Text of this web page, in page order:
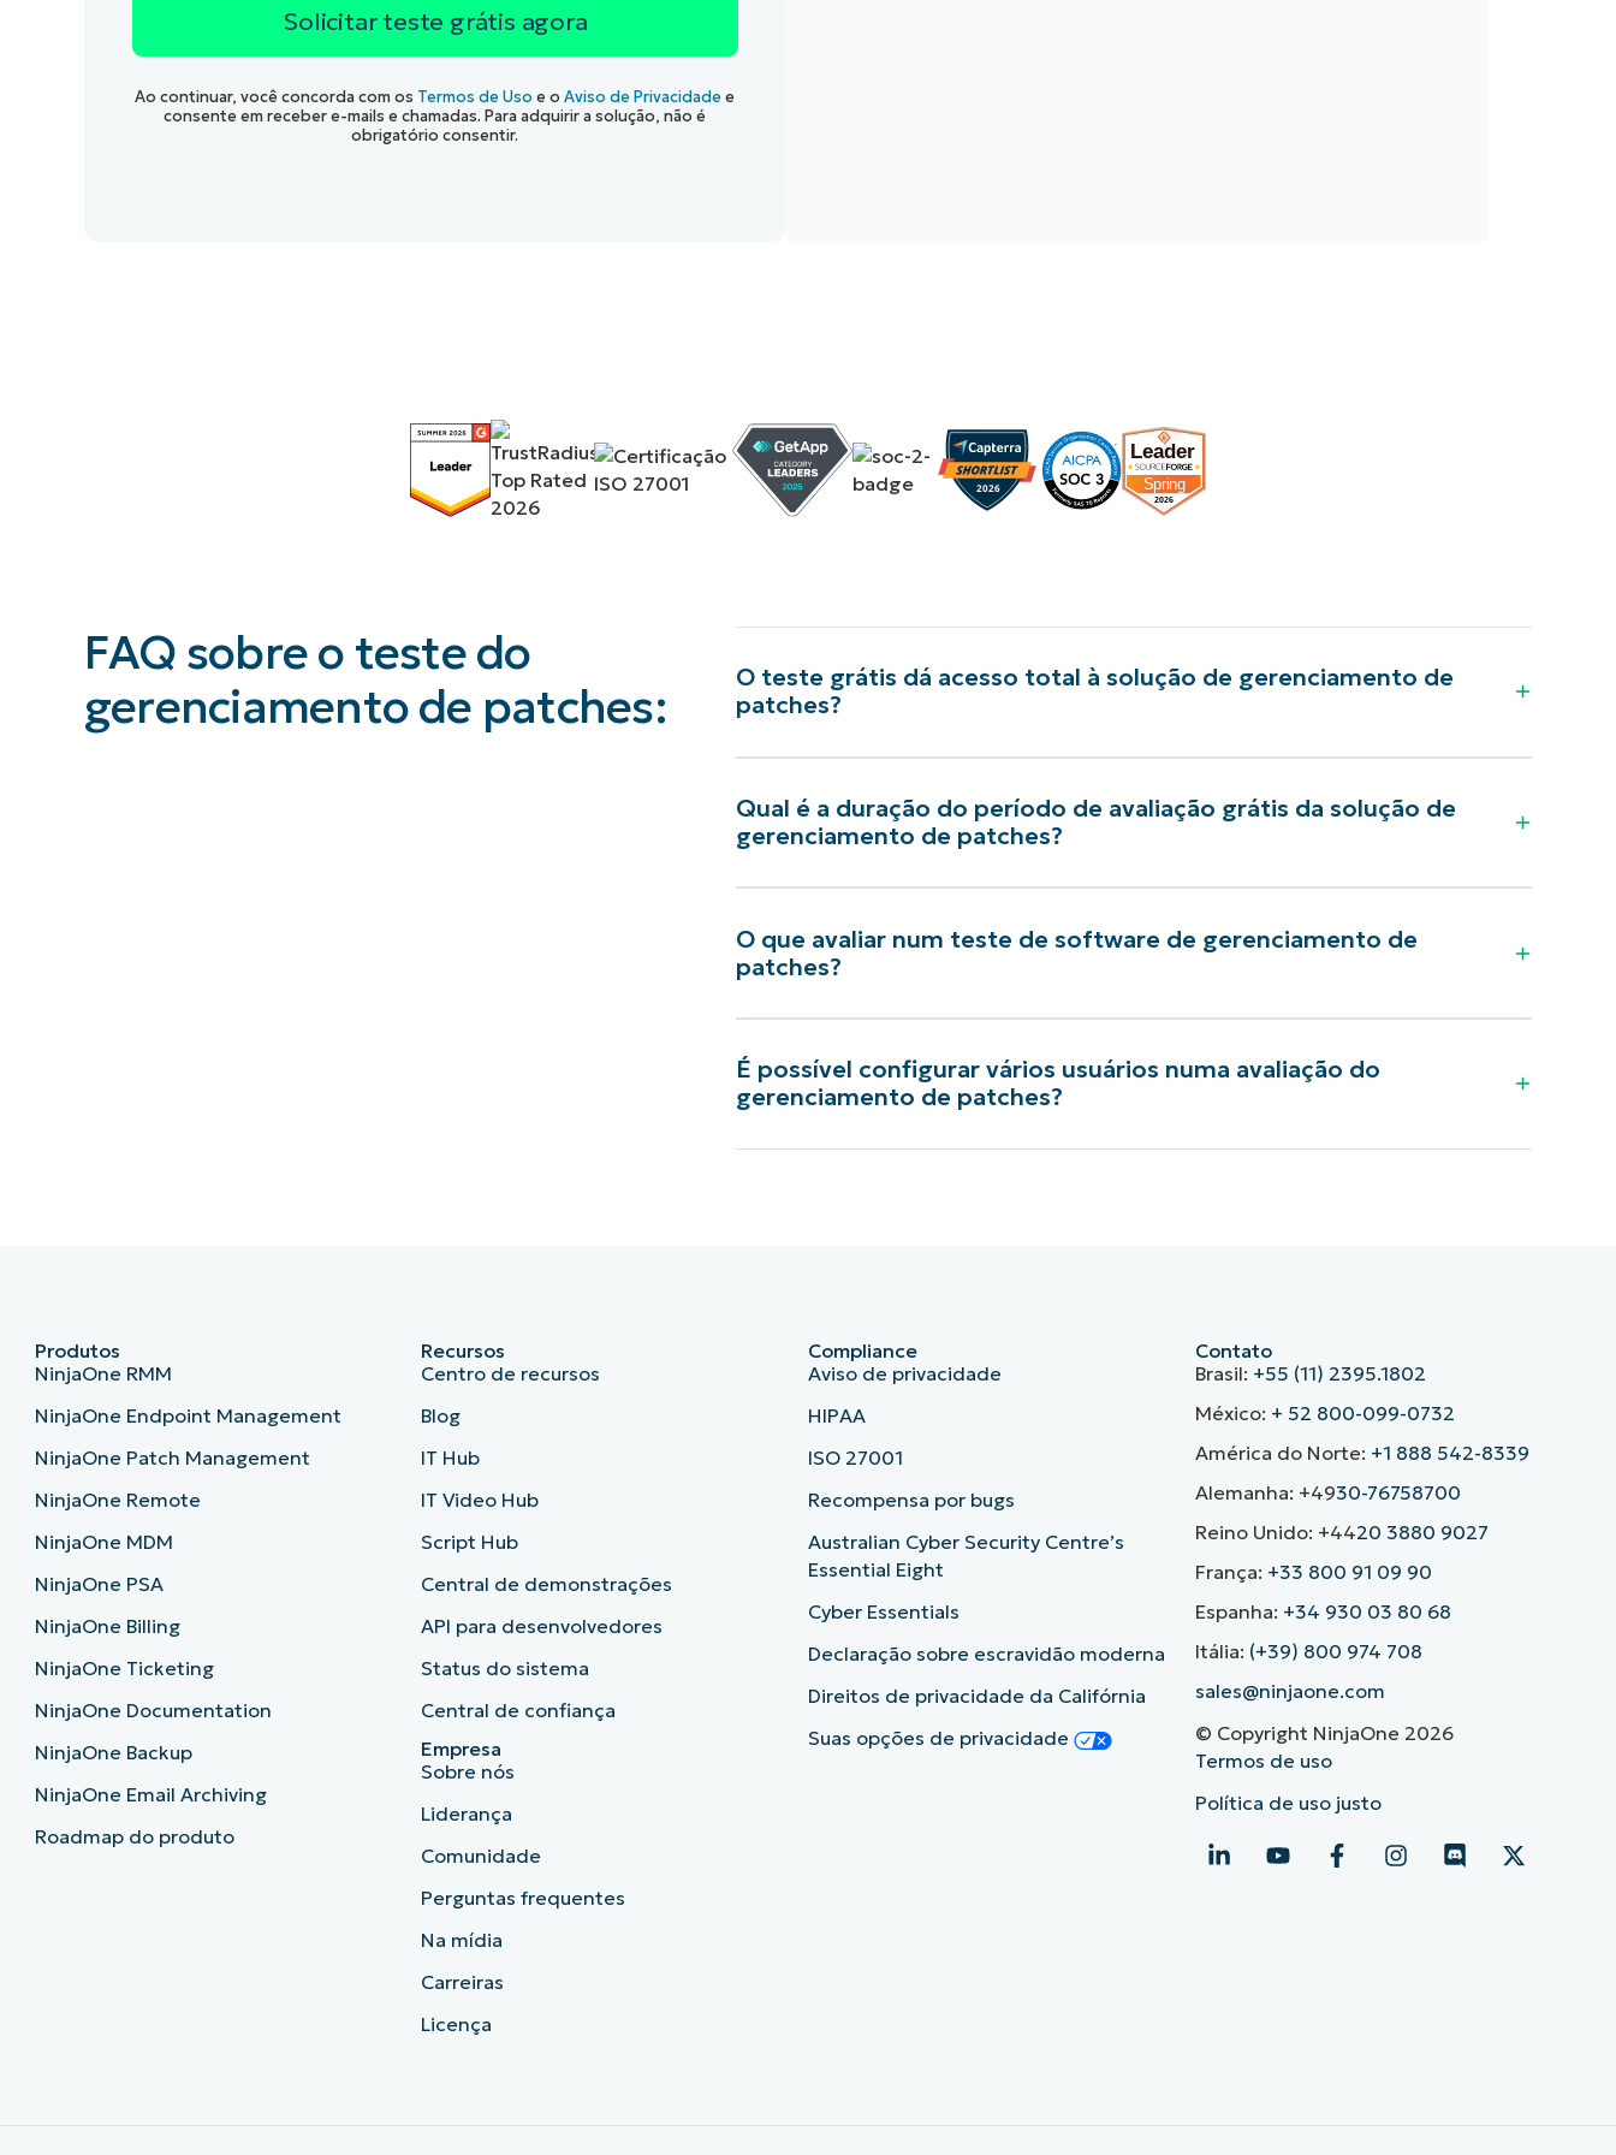
Ao continuar, você concorda com os Termos de Uso e oAviso de Privacidadee
consente em receber e-mails e chamadas. Para adquirir a solução, não é
obrigatório consentir.
FAQ sobre o teste do
gerenciamento de patches:
O teste grátis dá acesso total à solução de gerenciamento de
patches?
Qual é a duração do período de avaliação grátis da solução de
gerenciamento de patches?
O que avaliar num teste de software de gerenciamento de
patches?
É possível configurar vários usuários numa avaliação do
gerenciamento de patches?
Produtos
NinjaOne RMM
NinjaOne Endpoint Management
NinjaOne Patch Management
NinjaOne Remote
NinjaOne MDM
NinjaOne PSA
NinjaOne Billing
NinjaOne Ticketing
NinjaOne Documentation
NinjaOne Backup
NinjaOne Email Archiving
Roadmap do produto
Recursos
Centro de recursos
Blog
IT Hub
IT Video Hub
Script Hub
Central de demonstrações
API para desenvolvedores
Status do sistema
Central de confiança
Empresa
Sobre nós
Liderança
Comunidade
Perguntas frequentes
Na mídia
Carreiras
Licença
Compliance
Aviso de privacidade
HIPAA
ISO 27001
Recompensa por bugs
Australian Cyber Security Centre’s
Essential Eight
Cyber Essentials
Declaração sobre escravidão moderna
Direitos de privacidade da Califórnia
Suas opções de privacidade
Contato
Brasil: +55 (11) 2395.1802
México: + 52 800-099-0732
América do Norte: +1 888 542-8339
Alemanha: +4930-76758700
Reino Unido: +4420 3880 9027
França: +33 800 91 09 90
Espanha: +34 930 03 80 68
Itália: (+39) 800 974 708
sales@ninjaone.com
© Copyright NinjaOne 2026
Termos de uso
Política de uso justo